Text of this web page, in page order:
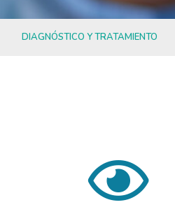
DIAGNÓSTICO Y TRATAMIENTO